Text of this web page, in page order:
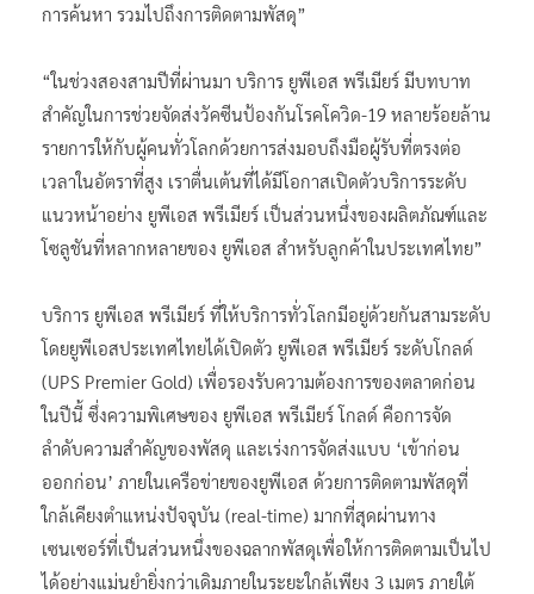
การค้นหา รวมไปถึงการติดตามพัสดุ”
“ในช่วงสองสามปีที่ผ่านมา บริการ ยูพีเอส พรีเมียร์ มีบทบาท
สำคัญในการช่วยจัดส่งวัคซีนป้องกันโรคโควิด-19 หลายร้อยล้าน
รายการให้กับผู้คนทั่วโลกด้วยการส่งมอบถึงมือผู้รับที่ตรงต่อ
เวลาในอัตราที่สูง เราตื่นเต้นที่ได้มีโอกาสเปิดตัวบริการระดับ
แนวหน้าอย่าง ยูพีเอส พรีเมียร์ เป็นส่วนหนึ่งของผลิตภัณฑ์และ
โซลูชันที่หลากหลายของ ยูพีเอส สำหรับลูกค้าในประเทศไทย”
บริการ ยูพีเอส พรีเมียร์ ที่ให้บริการทั่วโลกมีอยู่ด้วยกันสามระดับ
โดยยูพีเอสประเทศไทยได้เปิดตัว ยูพีเอส พรีเมียร์ ระดับโกลด์
(UPS Premier Gold) เพื่อรองรับความต้องการของตลาดก่อน
ในปีนี้ ซึ่งความพิเศษของ ยูพีเอส พรีเมียร์ โกลด์ คือการจัด
ลำดับความสำคัญของพัสดุ และเร่งการจัดส่งแบบ ‘เข้าก่อน
ออกก่อน’ ภายในเครือข่ายของยูพีเอส ด้วยการติดตามพัสดุที่
ใกล้เคียงตำแหน่งปัจจุบัน (real-time) มากที่สุดผ่านทาง
เซนเซอร์ที่เป็นส่วนหนึ่งของฉลากพัสดุเพื่อให้การติดตามเป็นไป
ได้อย่างแม่นยำยิ่งกว่าเดิมภายในระยะใกล้เพียง 3 เมตร ภายใต้